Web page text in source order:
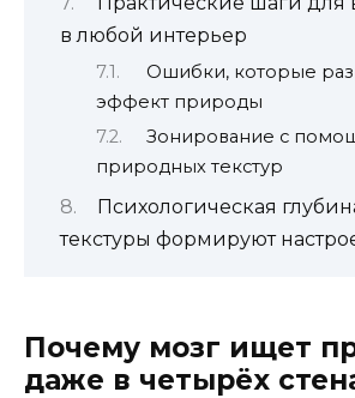
в любой интерьер
Ошибки, которые
эффект природы
Зонирование с
природных текстур
Психологическая
текстуры формируют
Почему мозг ищет
даже в четырёх